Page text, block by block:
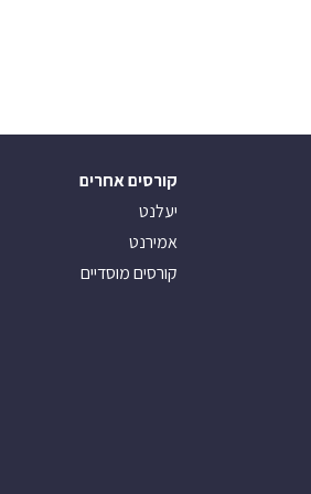
קורסים אחרים
יעלנט
אמירנט
קורסים מוסדיים